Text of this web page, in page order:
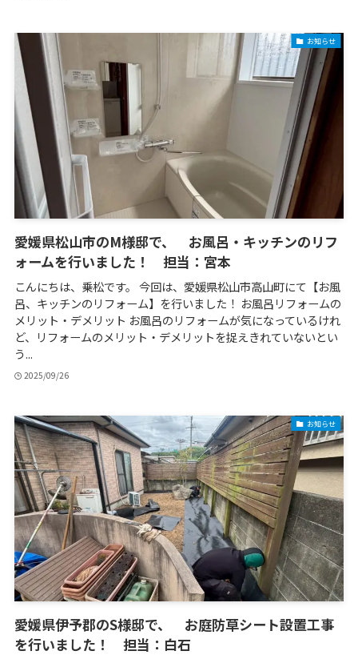
お知らせ
愛媛県松山市のM様邸で、 お風呂・キッチンのリフ
ォームを行いました！ 担当：宮本
こんにちは、乗松です。 今回は、愛媛県松山市高山町にて【お風
呂、キッチンのリフォーム】を行いました！ お風呂リフォームの
メリット・デメリット お風呂のリフォームが気になっているけれ
ど、リフォームのメリット・デメリットを捉えきれていないとい
う...
2025/09/26
お知らせ
愛媛県伊予郡のS様邸で、 お庭防草シート設置工事
を行いました！ 担当：白石